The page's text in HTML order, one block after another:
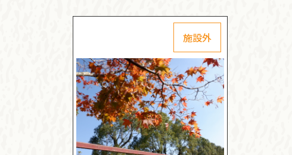
施設外